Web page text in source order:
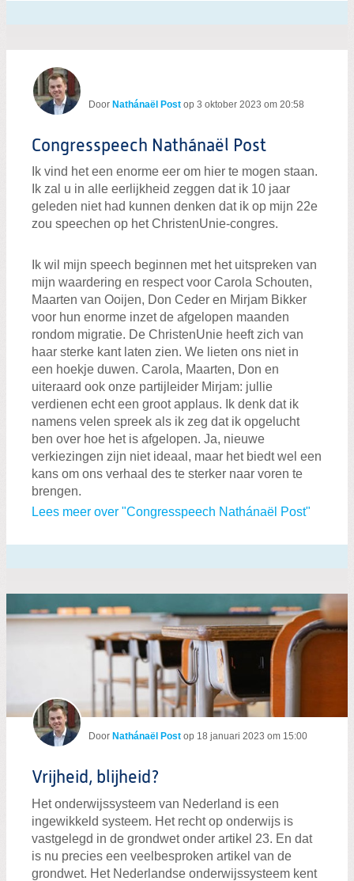
Door Nathánaël Post op 3 oktober 2023 om 20:58
Congresspeech Nathánaël Post
Ik vind het een enorme eer om hier te mogen staan.
Ik zal u in alle eerlijkheid zeggen dat ik 10 jaar
geleden niet had kunnen denken dat ik op mijn 22e
zou speechen op het ChristenUnie-congres.
Ik wil mijn speech beginnen met het uitspreken van
mijn waardering en respect voor Carola Schouten,
Maarten van Ooijen, Don Ceder en Mirjam Bikker
voor hun enorme inzet de afgelopen maanden
rondom migratie. De ChristenUnie heeft zich van
haar sterke kant laten zien. We lieten ons niet in
een hoekje duwen. Carola, Maarten, Don en
uiteraard ook onze partijleider Mirjam: jullie
verdienen echt een groot applaus. Ik denk dat ik
namens velen spreek als ik zeg dat ik opgelucht
ben over hoe het is afgelopen. Ja, nieuwe
verkiezingen zijn niet ideaal, maar het biedt wel een
kans om ons verhaal des te sterker naar voren te
brengen.
Lees meer over "Congresspeech Nathánaël Post"
Door Nathánaël Post op 18 januari 2023 om 15:00
Vrijheid, blijheid?
Het onderwijssysteem van Nederland is een
ingewikkeld systeem. Het recht op onderwijs is
vastgelegd in de grondwet onder artikel 23. En dat
is nu precies een veelbesproken artikel van de
grondwet. Het Nederlandse onderwijssysteem kent